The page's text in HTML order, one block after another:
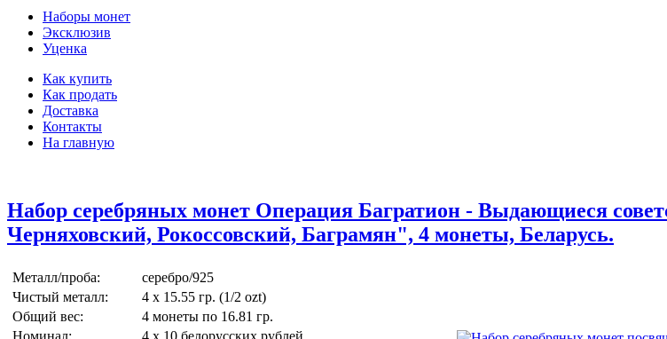
Наборы монет
Эксклюзив
Уценка
Как купить
Как продать
Доставка
Контакты
На главную
Набор серебряных монет Операция Багратион - Выдающиеся
Черняховский, Рокоссовский, Баграмян", 4 монеты, Беларусь.
Металл/проба:
серебро/925
Чистый металл:
4 х 15.55 гр. (1/2 ozt)
Общий вес:
4 монеты по 16.81 гр.
Номинал:
4 х 10 белорусских рублей